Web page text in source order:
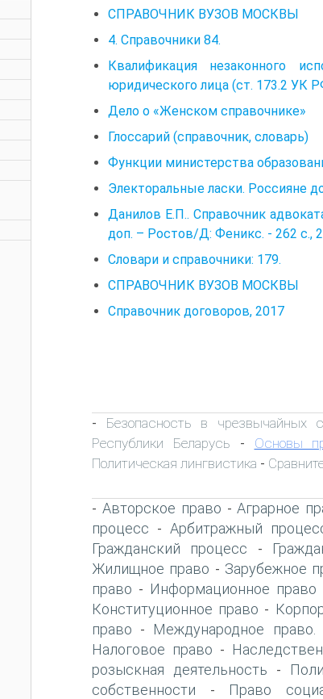
СПРАВОЧНИК ВУЗОВ МОСКВЫ
4. Справочники 84.
Квалификация незаконного
юридического лица (ст. 173.2 УК
Дело о «Женском справочнике»
Глоссарий (справочник, словарь)
Функции министерства
Электоральные ласки. Россияне
Данилов Е.П.. Справочник
доп. – Ростов/Д: Феникс. - 262 с.,
Словари и справочники: 179.
СПРАВОЧНИК ВУЗОВ МОСКВЫ
Справочник договоров, 2017
- Безопасность в чрезвычайных
Республики Беларусь - Основы
Политическая лингвистика -
- Авторское право -Аграрное
процесс - Арбитражный
Гражданский процесс -
Жилищное право - Зарубежное
право - Информационное право
Конституционное право -
право - Международное право.
Налоговое право -
розыскная деятельность -
собственности - Право